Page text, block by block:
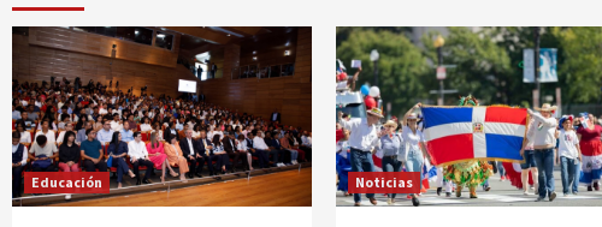
Educación Noticias